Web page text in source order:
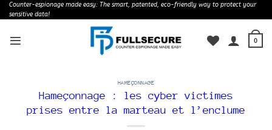
Skip
to
Counter-espionage made easy: The smart, patented, eco-friendly way to protect your
sensitive data!
0
HAMEÇONNAGE
Hameçonnage : les cyber victimes
prises entre la marteau et l’enclume